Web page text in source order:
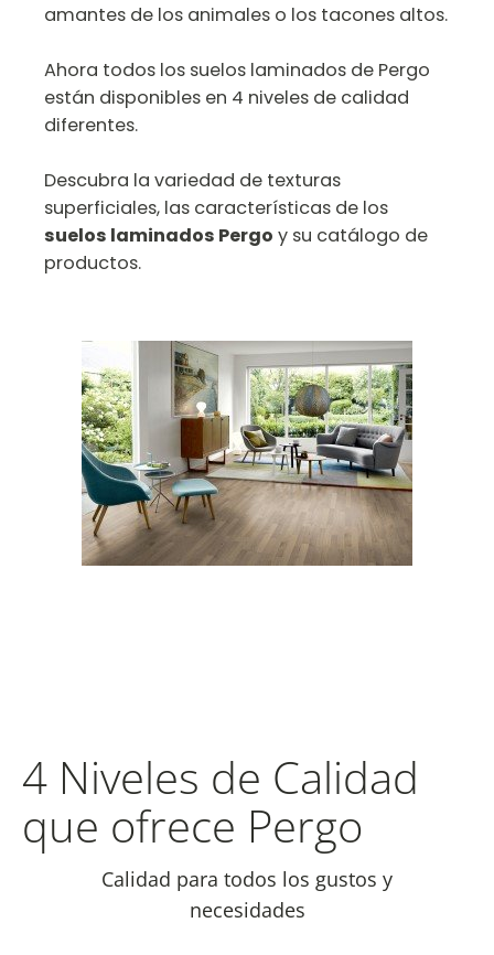
amantes de los animales o los tacones altos.
Ahora todos los suelos laminados de Pergo
están disponibles en 4 niveles de calidad
diferentes.
Descubra la variedad de texturas
superficiales, las características de los
suelos laminados Pergo y su catálogo de
productos.
4 Niveles de Calidad
que ofrece Pergo
Calidad para todos los gustos y
necesidades